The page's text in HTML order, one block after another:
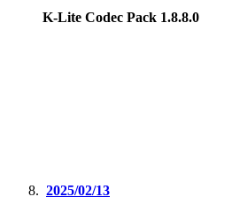
K-Lite Codec Pack 1.8.8.0
2025/02/13